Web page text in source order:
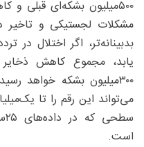
مشکلات لجستیکی و تاخیر
بدبینانه‌تر، اگر اختلال در
یابد، مجموع کاهش
۳۰۰‌میلیون بشکه خواهد
است.